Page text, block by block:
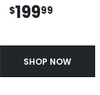
$19999
SHOP NOW